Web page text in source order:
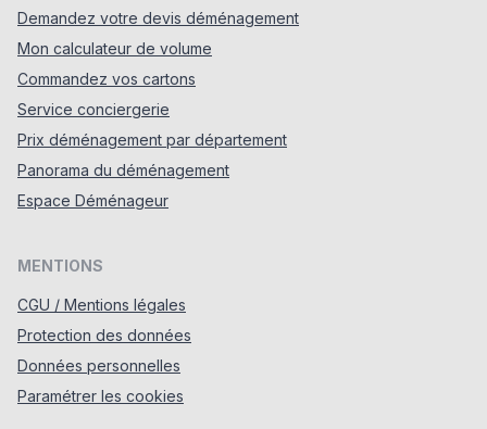
Demandez votre devis déménagement
Mon calculateur de volume
Commandez vos cartons
Service conciergerie
Prix déménagement par département
Panorama du déménagement
Espace Déménageur
MENTIONS
CGU / Mentions légales
Protection des données
Données personnelles
Paramétrer les cookies